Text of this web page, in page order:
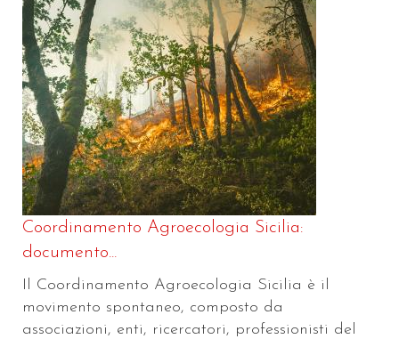
Coordinamento Agroecologia Sicilia:
documento...
Il Coordinamento Agroecologia Sicilia è il
movimento spontaneo, composto da
associazioni, enti, ricercatori, professionisti del